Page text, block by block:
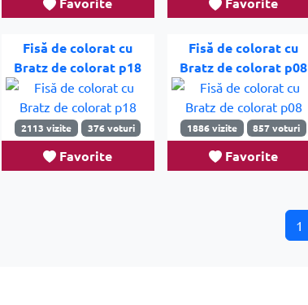
Fisă de colorat cu
Bratz de colorat p18
2113 vizite 376 voturi
Favorite
Fisă de colorat cu
Bratz de colorat p08
1886 vizite 857 voturi
Favorite
1